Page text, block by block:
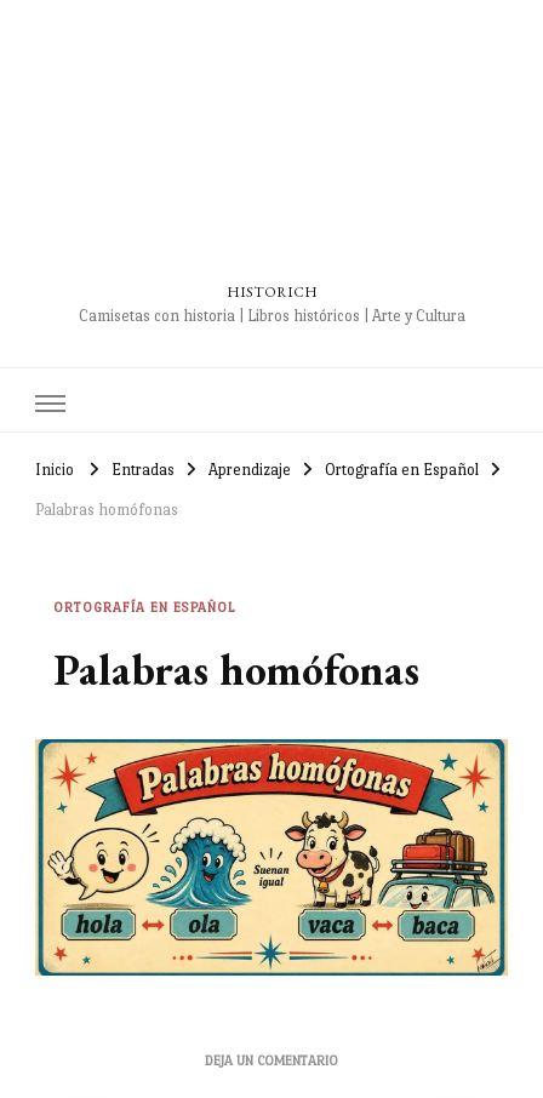
HISTORICH
Camisetas con historia | Libros históricos | Arte y Cultura
Inicio Entradas Aprendizaje Ortografía en Español
Palabras homófonas
ORTOGRAFÍA EN ESPAÑOL
Palabras homófonas
DEJA UN COMENTARIOEN